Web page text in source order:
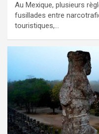
Au Mexique, plusieurs
fusillades entre
touristiques,…